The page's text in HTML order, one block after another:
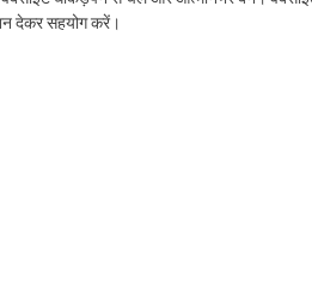
देकर सहयोग करें।